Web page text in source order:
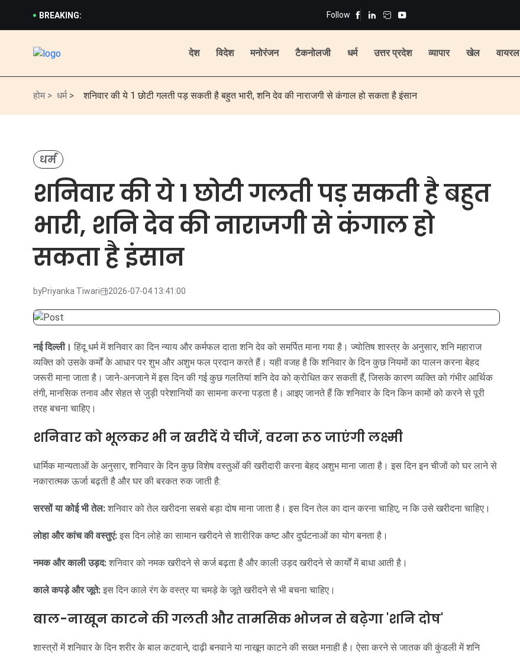
BREAKING: Follow
देश विदेश मनोरंजन टैकनोलजी धर्म उत्तर प्रदेश व्यापार खेल वायरल
होम > धर्म> शनिवार की ये 1 छोटी गलती पड़ सकती है बहुत भारी, शनि देव की नाराजगी से कंगाल हो सकता है इंसान
धर्म
शनिवार की ये 1 छोटी गलती पड़ सकती है बहुत
भारी, शनि देव की नाराजगी से कंगाल हो
सकता है इंसान
byPriyanka Tiwari 2026-07-04 13:41:00
नई दिल्ली। हिंदू धर्म में शनिवार का दिन न्याय और कर्मफल दाता शनि देव को समर्पित माना गया है। ज्योतिष शास्त्र के अनुसार, शनि महाराज
व्यक्ति को उसके कर्मों के आधार पर शुभ और अशुभ फल प्रदान करते हैं। यही वजह है कि शनिवार के दिन कुछ नियमों का पालन करना बेहद
जरूरी माना जाता है। जाने-अनजाने में इस दिन की गई कुछ गलतियां शनि देव को क्रोधित कर सकती हैं, जिसके कारण व्यक्ति को गंभीर आर्थिक
तंगी, मानसिक तनाव और सेहत से जुड़ी परेशानियों का सामना करना पड़ता है। आइए जानते हैं कि शनिवार के दिन किन कामों को करने से पूरी
तरह बचना चाहिए।
शनिवार को भूलकर भी न खरीदें ये चीजें, वरना रूठ जाएंगी लक्ष्मी
धार्मिक मान्यताओं के अनुसार, शनिवार के दिन कुछ विशेष वस्तुओं की खरीदारी करना बेहद अशुभ माना जाता है। इस दिन इन चीजों को घर लाने से
नकारात्मक ऊर्जा बढ़ती है और घर की बरकत रुक जाती है:
सरसों या कोई भी तेल: शनिवार को तेल खरीदना सबसे बड़ा दोष माना जाता है। इस दिन तेल का दान करना चाहिए, न कि उसे खरीदना चाहिए।
लोहा और कांच की वस्तुएं: इस दिन लोहे का सामान खरीदने से शारीरिक कष्ट और दुर्घटनाओं का योग बनता है।
नमक और काली उड़द: शनिवार को नमक खरीदने से कर्ज बढ़ता है और काली उड़द खरीदने से कार्यों में बाधा आती है।
काले कपड़े और जूते: इस दिन काले रंग के वस्त्र या चमड़े के जूते खरीदने से भी बचना चाहिए।
बाल-नाखून काटने की गलती और तामसिक भोजन से बढ़ेगा 'शनि दोष'
शास्त्रों में शनिवार के दिन शरीर के बाल कटवाने, दाढ़ी बनवाने या नाखून काटने की सख्त मनाही है। ऐसा करने से जातक की कुंडली में शनि